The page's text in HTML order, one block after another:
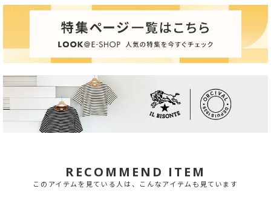
RECOMMEND ITEM
このアイテムを見ている人は、こんなアイテムも見ています